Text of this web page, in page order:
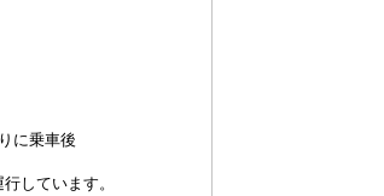
に乗車後
しています。